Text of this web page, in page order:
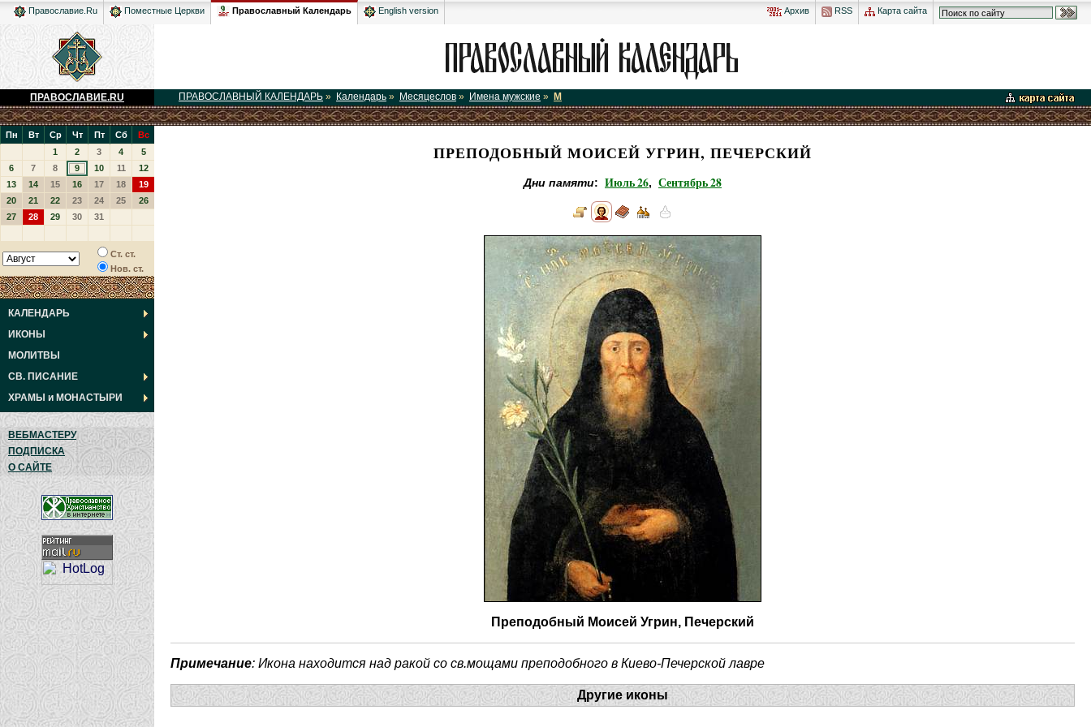
Архив RSS Карта сайта
Православие.Ru Поместные Церкви Православный Календарь English version
ПРАВОСЛАВИЕ.RU ПРАВОСЛАВНЫЙ КАЛЕНДАРЬ » Календарь » Месяцеслов » Имена мужские » М
Пн Вт Ср Чт Пт Сб
Вс
1
2 3 4
5
6
7 8 9 10 11
12
13
14 15 16 17 18
19
20
21 22 23 24 25
26
27
28 29 30 31
Ст. ст.
Нов. ст.
КАЛЕНДАРЬ
ИКОНЫ
МОЛИТВЫ
СВ. ПИСАНИЕ
ХРАМЫ и МОНАСТЫРИ
ВЕБМАСТЕРУ
ПОДПИСКА
О САЙТЕ
ПРЕПОДОБНЫЙ МОИСЕЙ УГРИН, ПЕЧЕРСКИЙ
Дни памяти: Июль 26, Сентябрь 28
Преподобный Моисей Угрин, Печерский
Примечание: Икона находится над ракой со св.мощами преподобного в Киево-Печерской лавре
Другие иконы